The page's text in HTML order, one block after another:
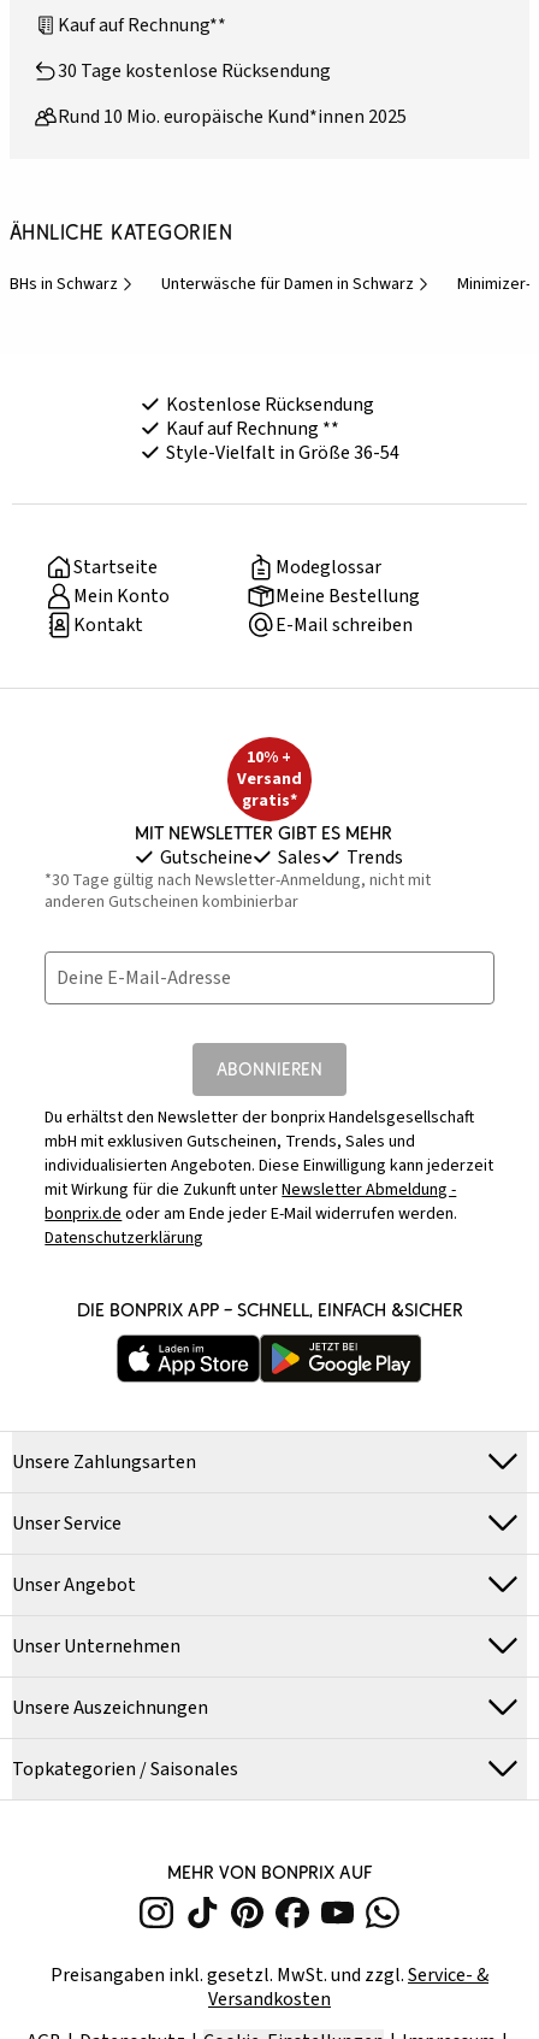
Kauf auf Rechnung**
30 Tage kostenlose Rücksendung
Rund 10 Mio. europäische Kund*innen 2025
Ähnliche Kategorien
BHs in Schwarz Unterwäsche für Damen in Schwarz Minimizer-
Kostenlose Rücksendung
Kauf auf Rechnung **
Style-Vielfalt in Größe 36-54
Startseite
Modeglossar
Mein Konto
Meine Bestellung
Kontakt
E-Mail schreiben
10% +
Versand
gratis*
Mit Newsletter gibt es mehr
Gutscheine Sales Trends
*30 Tage gültig nach Newsletter-Anmeldung, nicht mit
anderen Gutscheinen kombinierbar
Deine E-Mail-Adresse
ABONNIEREN
Du erhältst den Newsletter der bonprix Handelsgesellschaft
mbH mit exklusiven Gutscheinen, Trends, Sales und
individualisierten Angeboten. Diese Einwilligung kann jederzeit
mit Wirkung für die Zukunft unterNewsletter Abmeldung -
bonprix.deoder am Ende jeder E-Mail widerrufen werden.
Datenschutzerklärung
DIE BONPRIX APP – SCHNELL, EINFACH &SICHER
Unsere Zahlungsarten
Unser Service
Unser Angebot
Unser Unternehmen
Unsere Auszeichnungen
Topkategorien / Saisonales
MEHR VON BONPRIX AUF
Preisangaben inkl. gesetzl. MwSt. und zzgl.Service- &
Versandkosten